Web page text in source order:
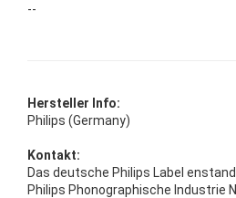
--
Hersteller Info:
Philips (Germany)
Kontakt:
Das deutsche Philips Label
Philips Phonographische Industrie